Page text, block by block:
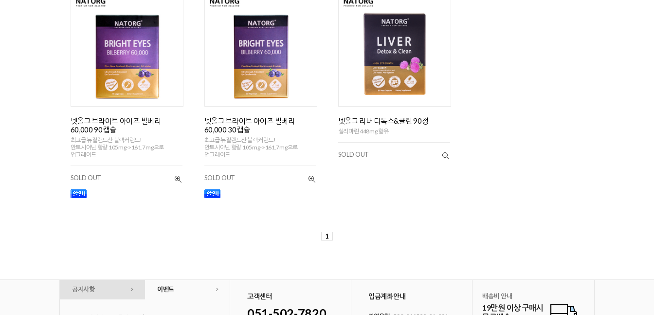
넷올그 브라이트 아이즈 빌베리
60,000 90캡슐
최고급 뉴질랜드산 블랙커런트!
안토시아닌 함량 105mg->161.7mg으로
업그레이드
SOLD OUT
넷올그 브라이트 아이즈 빌베리
60,000 30캡슐
최고급 뉴질랜드산 블랙커런트!
안토시아닌 함량 105mg->161.7mg으로
업그레이드
SOLD OUT
넷올그 리버 디톡스&클린 90정
실리마린 448mg 함유
SOLD OUT
1
공지사항 이벤트
고객센터 입금계좌안내 배송비 안내
19만원 이상 구매시